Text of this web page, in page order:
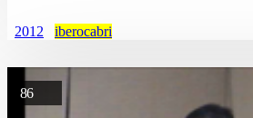
2012 iberocabri
86